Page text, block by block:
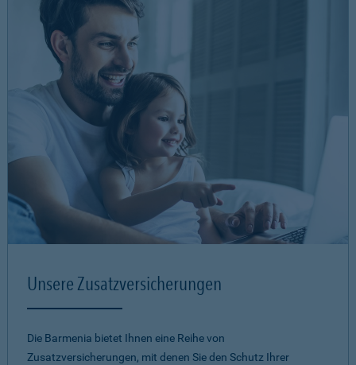
Unsere Zusatzversicherungen
Die Barmenia bietet Ihnen eine Reihe von
Zusatzversicherungen, mit denen Sie den Schutz Ihrer